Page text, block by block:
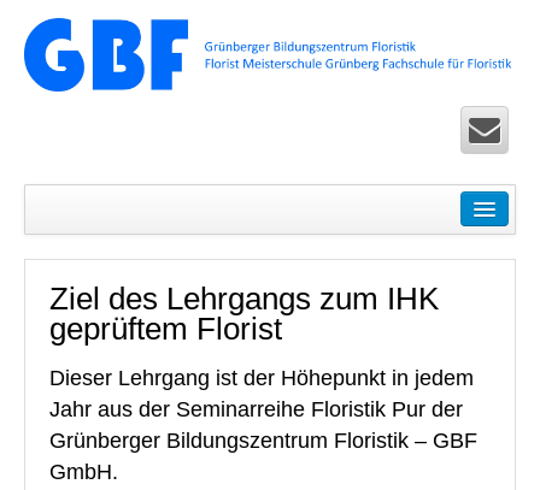
Seminare
Floristik Pur – Basic-Seminare für Einsteiger
Ausbildung Life – Überbetriebliche Seminare in Köln
Floristik Exclusiv – Fortbildung für Fortgeschrittene
Floristik Spezial – allgemeine Seminare
Ziel des Lehrgangs zum IHK
geprüftem Florist
Dieser Lehrgang ist der Höhepunkt in jedem
Jahr aus der Seminarreihe Floristik Pur der
Grünberger Bildungszentrum Floristik – GBF
GmbH.